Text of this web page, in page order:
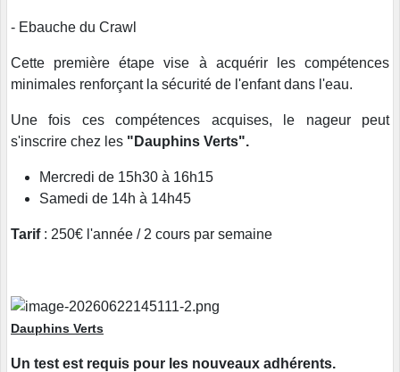
- Ebauche du Crawl
Cette première étape vise à acquérir les compétences
minimales renforçant la sécurité de l'enfant dans l'eau.
Une fois ces compétences acquises, le nageur peut
s'inscrire chez les "Dauphins Verts".
Mercredi de 15h30 à 16h15
Samedi de 14h à 14h45
Tarif: 250€ l'année / 2 cours par semaine
Dauphins Verts
Un test est requis pour les nouveaux adhérents.